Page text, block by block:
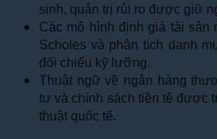
sinh, quản trị rủi ro được giữ
Các mô hình định giá tài sản
Scholes và phân tích danh
đối chiếu kỹ lưỡng.
Thuật ngữ về ngân hàng
tư và chính sách tiền tệ được
thuật quốc tế.